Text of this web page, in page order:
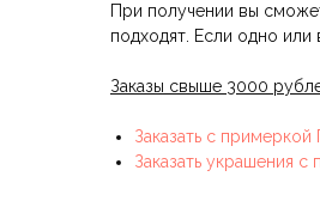
При получении вы
подходят. Если одно
Заказы свыше 3000
Заказать с
Заказать украшения